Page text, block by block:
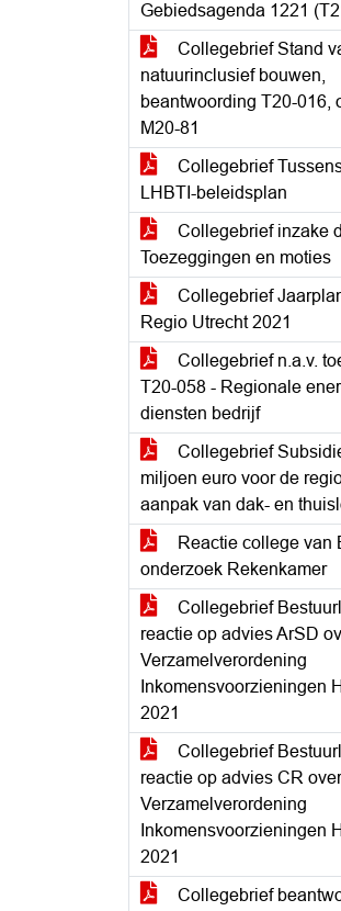
Gebiedsagenda 1221
Collegebrief Stand
natuurinclusief bouwen,
beantwoording T20-016,
M20-81
Collegebrief
LHBTI-beleidsplan
Collegebrief inzake
Toezeggingen en moties
Collegebrief
Regio Utrecht 2021
Collegebrief n.a.v.
T20-058 - Regionale
diensten bedrijf
Collegebrief
miljoen euro voor de
aanpak van dak- en
Reactie college van
onderzoek Rekenkamer
Collegebrief
reactie op advies ArSD
Verzamelverordening
Inkomensvoorzieningen
2021
Collegebrief
reactie op advies CR
Verzamelverordening
Inkomensvoorzieningen
2021
Collegebrief